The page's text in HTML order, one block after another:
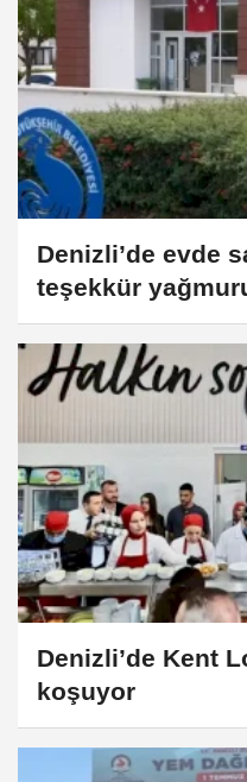
Denizli’de evde
teşekkür
Denizli’de Kent
koşuyor